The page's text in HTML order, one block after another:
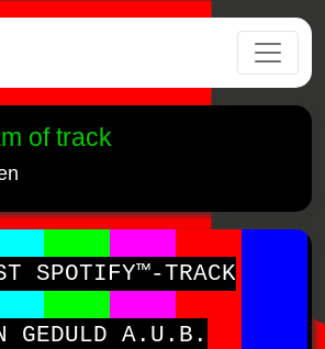
of track
SPOTIFY™-TRACK
GEDULD A.U.B.